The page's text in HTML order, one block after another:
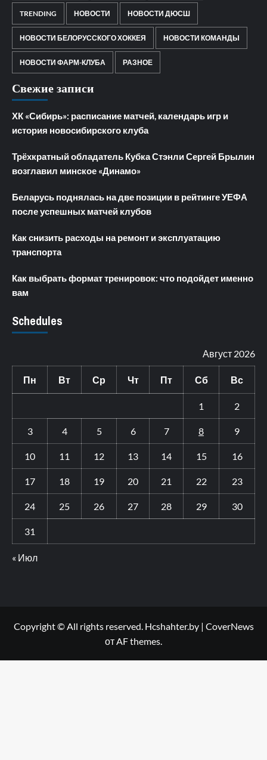
TRENDING НОВОСТИ НОВОСТИ ДЮСШ
НОВОСТИ БЕЛОРУССКОГО ХОККЕЯ НОВОСТИ КОМАНДЫ
НОВОСТИ ФАРМ-КЛУБА РАЗНОЕ
Свежие записи
ХК «Сибирь»: расписание матчей, календарь игр и
история новосибирского клуба
Трёхкратный обладатель Кубка Стэнли Сергей Брылин
возглавил минское «Динамо»
Беларусь поднялась на две позиции в рейтинге УЕФА
после успешных матчей клубов
Как снизить расходы на ремонт и эксплуатацию
транспорта
Как выбрать формат тренировок: что подойдет именно
вам
Schedules
Август 2026
Пн Вт Ср Чт Пт Сб Вс
1 2
3 4 5 6 7 8 9
10 11 12 13 14 15 16
17 18 19 20 21 22 23
24 25 26 27 28 29 30
31
« Июл
Copyright © All rights reserved. Hcshahter.by | CoverNews
от AF themes.